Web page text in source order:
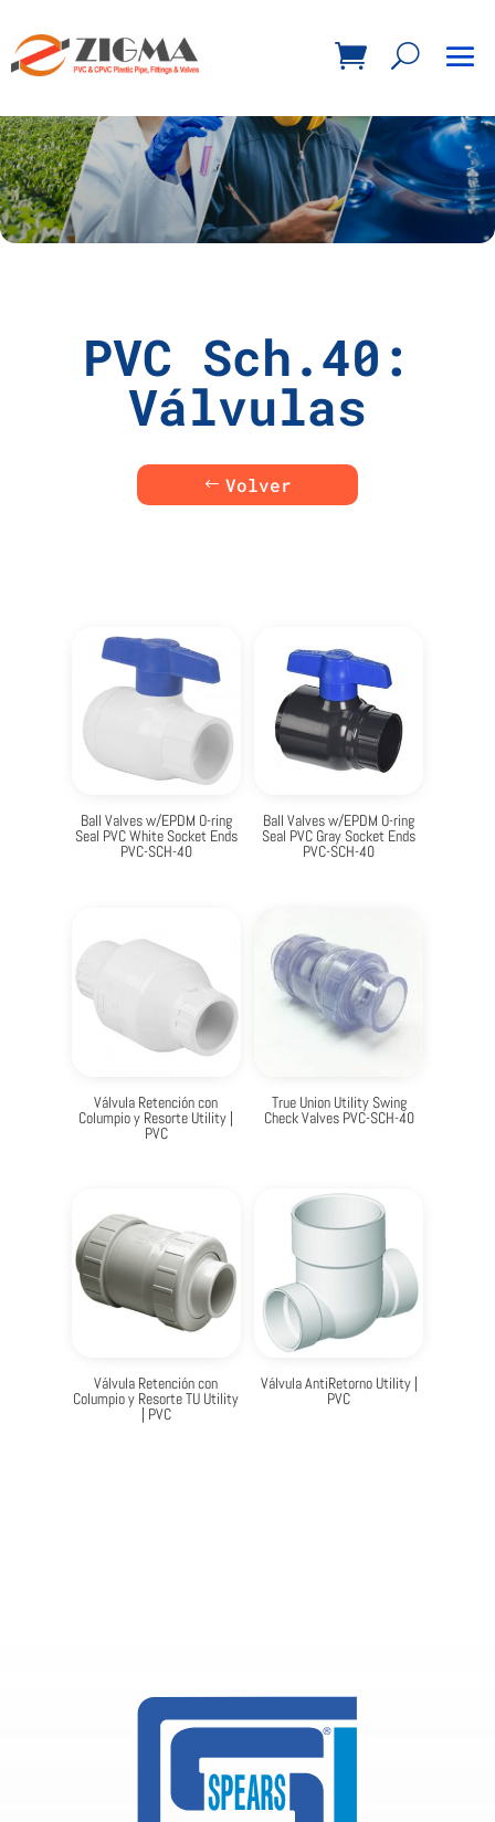
PVC Sch.40:
Válvulas
Volver
Ball Valves w/EPDM O-ring
Seal PVC White Socket Ends
PVC-SCH-40
Ball Valves w/EPDM O-ring
Seal PVC Gray Socket Ends
PVC-SCH-40
Válvula Retención con
Columpio y Resorte Utility |
PVC
True Union Utility Swing
Check Valves PVC-SCH-40
Válvula Retención con
Columpio y Resorte TU Utility
| PVC
Válvula AntiRetorno Utility |
PVC